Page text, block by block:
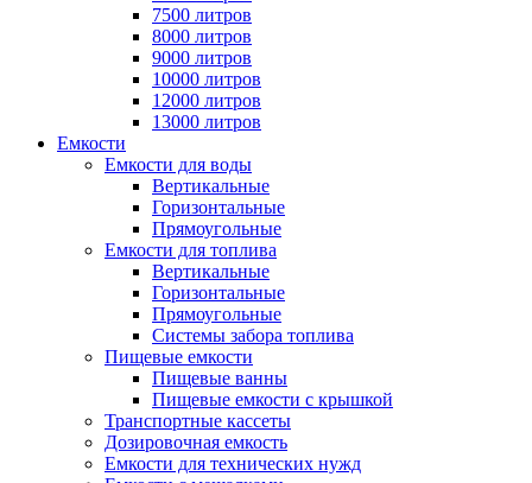
7500 литров
8000 литров
9000 литров
10000 литров
12000 литров
13000 литров
Емкости
Емкости для воды
Вертикальные
Горизонтальные
Прямоугольные
Емкости для топлива
Вертикальные
Горизонтальные
Прямоугольные
Системы забора топлива
Пищевые емкости
Пищевые ванны
Пищевые емкости с крышкой
Транспортные кассеты
Дозировочная емкость
Емкости для технических нужд